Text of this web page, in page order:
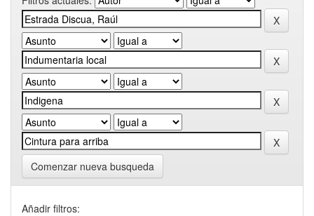
Comenzar nueva busqueda
Añadir filtros: